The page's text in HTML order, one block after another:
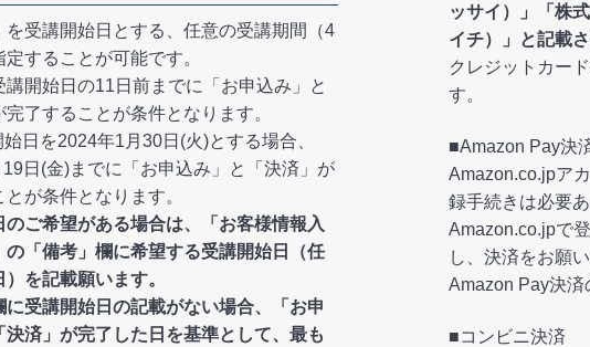
を受講開始日とする、任意の受講期間（4
することが可能です。
講開始日の11日前までに「お申込み」と
完了することが条件となります。
日を2024年1月30日(火)とする場合、
日(金)までに「お申込み」と「決済」が
が条件となります。
のご希望がある場合は、「お客様情報入
の「備考」欄に希望する受講開始日（任
を記載願います。
に受講開始日の記載がない場合、「お申
決済」が完了した日を基準として、最も
ッサイ）」「株
イチ）」と記載さ
クレジットカー
す。
■Amazon Pay決
Amazon.co.jpア
録手続きは必要あ
Amazon.co.jpで
し、決済をお願い
Amazon Pay決済
■コンビニ決済